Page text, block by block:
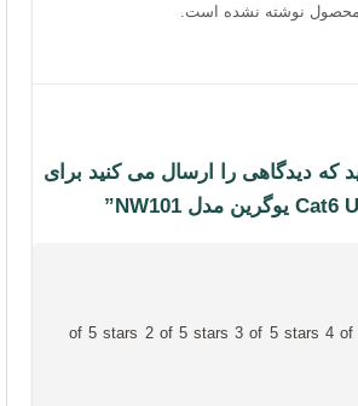
محصول نوشته نشده است.
که دیدگاهی را ارسال می کنید برای
2 of 5 stars 3 of 5 stars 4 of